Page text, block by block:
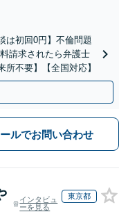
は初回0円】不倫問題
請求されたら弁護士
不要】【全国対応】
ルでお問い合わせ
インタビュ
ーを見る
東京都